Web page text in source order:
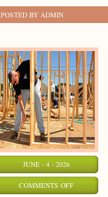
POSTED BY ADMIN
JUNE - 4 - 2026
COMMENTS OFFON